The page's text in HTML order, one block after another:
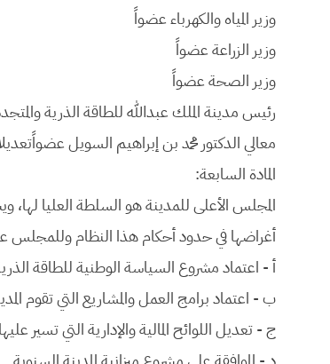
وزیر المیاه والكھرباءعضواً
وزیر الزراعةعضواً
وزیر الصحةعضواً
رئیس مدینة الملك عبدالله للطاقة الذریة
معالي الدكتور محمد بن إبراھیم السویل
المادة السابعة:
المجلس الأعلى للمدينة هو السلطة العليا لها،
أغراضها في حدود أحكام هذا النظام
أ - اعتماد مشروع السياسة الوطنية للطاقة
ب - اعتماد برامج العمل والمشاريع التي تقوم
ج - تعديل اللوائح المالية والإدارية التي تسير